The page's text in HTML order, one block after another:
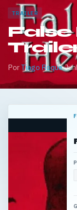
TRAILER
False
Por Tiago Roque·